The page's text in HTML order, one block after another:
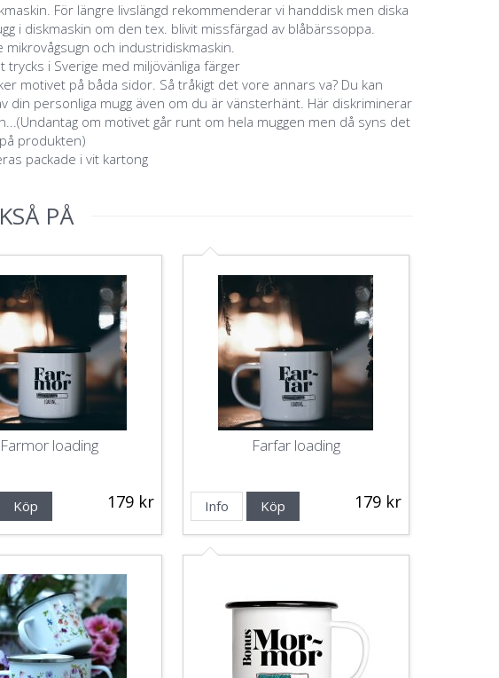
För längre livslängd rekommenderar vi handdisk men diska
i diskmaskin om den tex. blivit missfärgad av blåbärssoppa.
mikrovågsugn och industridiskmaskin.
trycks i Sverige med miljövänliga färger
motivet på båda sidor. Så tråkigt det vore annars va? Du kan
din personliga mugg även om du är vänsterhänt. Här diskriminerar
om motivet går runt om hela muggen men då syns det
produkten)
packade i vit kartong
PÅ
Farmor loading
179 kr
Köp
Farfar loading
179 kr
Info Köp